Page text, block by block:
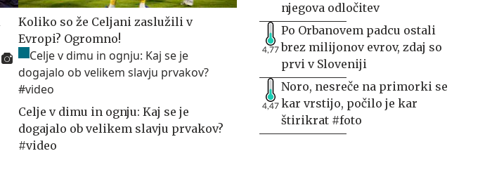
Koliko so že Celjani zaslužili v
Evropi? Ogromno!
Celje v dimu in ognju: Kaj se je
dogajalo ob velikem slavju prvakov?
#video
njegova odločitev
4,77
Po Orbanovem padcu ostali
brez milijonov evrov, zdaj so
prvi v Sloveniji
4,47
Noro, nesreče na primorki se
kar vrstijo, počilo je kar
štirikrat #foto